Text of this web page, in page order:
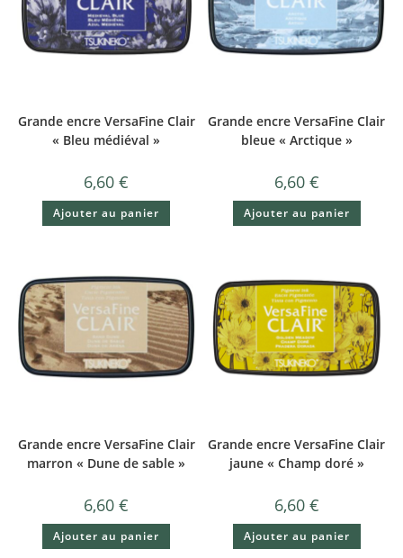
Grande encre VersaFine Clair
« Bleu médiéval »
6,60€
Ajouter au panier
Grande encre VersaFine Clair
bleue « Arctique »
6,60 €
Ajouter au panier
Grande encre VersaFine Clair
marron « Dune de sable »
6,60€
Ajouter au panier
Grande encre VersaFine Clair
jaune « Champ doré »
6,60 €
Ajouter au panier